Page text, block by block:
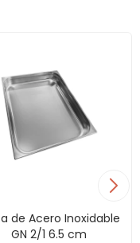
de Acero Inoxidable
GN 2/1 6.5 cm